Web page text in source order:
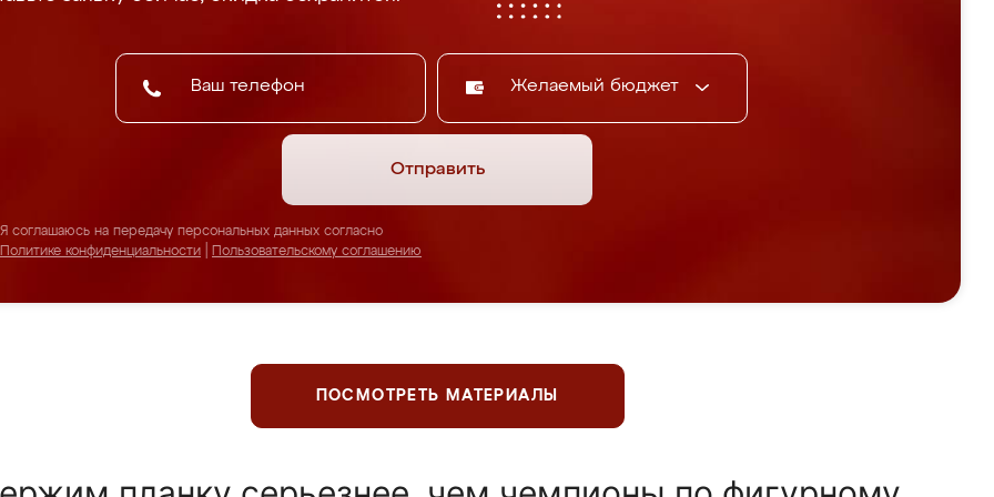
Желаемый бюджет
Отправить
Я соглашаюсь на передачу персональных данных согласно
Политике конфиденциальности
Пользовательскому соглашению
ПОСМОТРЕТЬ МАТЕРИАЛЫ